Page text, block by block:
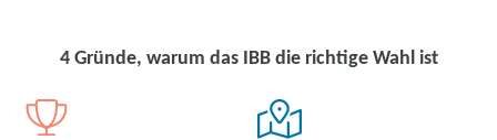
4 Gründe, warum das IBB die richtige Wahl ist